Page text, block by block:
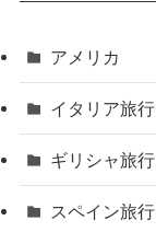
アメリカ
イタリア旅行
ギリシャ旅行
スペイン旅行